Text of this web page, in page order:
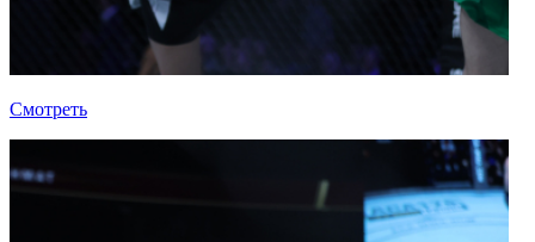
Смотреть